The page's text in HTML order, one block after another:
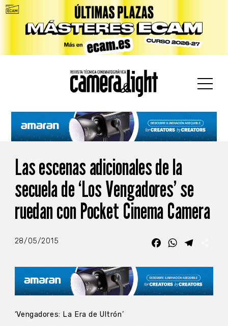
Las escenas adicionales de la
secuela de ‘Los Vengadores’ se
ruedan con Pocket Cinema Camera
28/05/2015 FacebookWhatsApp
‘Vengadores: La Era de Ultrón’